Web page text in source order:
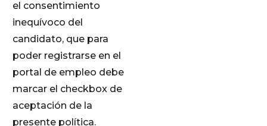
el consentimiento
inequívoco del
candidato, que para
poder registrarse en el
portal de empleo debe
marcar el checkbox de
aceptación de la
presente política.